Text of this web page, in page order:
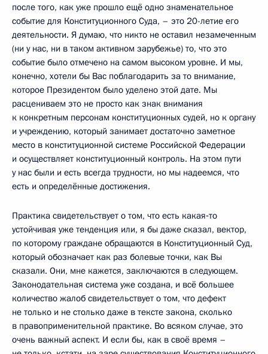
после того, как уже прошло ещё одно знаменательное
событие для Конституционного Суда, – это 20-летие его
деятельности. Я думаю, что никто не оставил незамеченным
(ни у нас, ни в таком активном зарубежье) то, что это
событие было отмечено на самом высоком уровне. И мы,
конечно, хотели бы Вас поблагодарить за то внимание,
которое Президентом было уделено этой дате. Мы
расцениваем это не просто как знак внимания
к конкретным персонам конституционных судей, но к органу
и учреждению, который занимает достаточно заметное
место в конституционной системе Российской Федерации
и осуществляет конституционный контроль. На этом пути
у нас были и есть всегда трудности, но мы надеемся, что
есть и определённые достижения.
Практика свидетельствует о том, что есть какая‑то
устойчивая уже тенденция или, я бы даже сказал, вектор,
по которому граждане обращаются в Конституционный Суд,
который обозначает как раз болевые точки, как Вы
сказали. Они, мне кажется, заключаются в следующем.
Законодательная система уже создана, и всё большее
количество жалоб свидетельствует о том, что дефект
не только и не столько даже в тексте закона, сколько
в правоприменительной практике. Во всяком случае, это
очень важный аспект. И если бы, как в своё время –